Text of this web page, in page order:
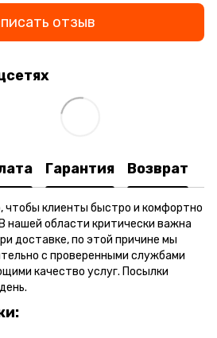
отзыв
Гарантия Возврат
чтобы клиенты быстро и комфортно
нашей области критически важна
доставке, по этой причине мы
с проверенными службами
качество услуг. Посылки